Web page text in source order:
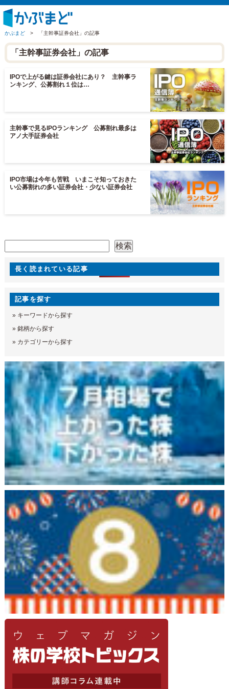
かぶまど > 「主幹事証券会社」の記事
「主幹事証券会社」の記事
IPOで上がる鍵は証券会社にあり？ 主幹事ラ
ンキング、公募割れ１位は…
主幹事で見るIPOランキング 公募割れ最多は
アノ大手証券会社
IPO市場は今年も苦戦 いまこそ知っておきた
い公募割れの多い証券会社・少ない証券会社
検索
長く読まれている記事
記事を探す
» キーワードから探す
» 銘柄から探す
» カテゴリーから探す